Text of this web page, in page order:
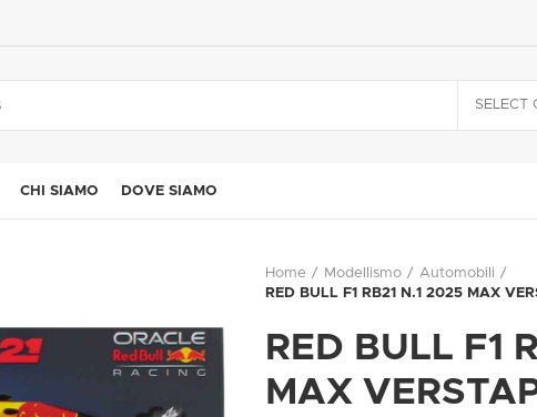
SELECT
CHI SIAMO DOVE SIAMO
Home Modellismo
Automobili
RED BULL F1 RB21 N.1 2025 MAX
RED BULL F1
MAX